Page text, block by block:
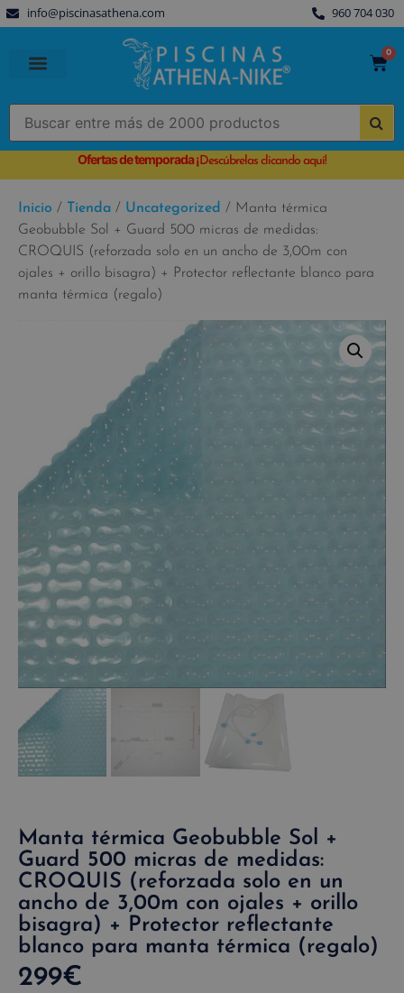
info@piscinasathena.com 960 704 030
0
Ofertas de temporada¡Descúbrelas clicando aquí!
Inicio / Tienda / Uncategorized / Manta térmica
Geobubble Sol + Guard 500 micras de medidas:
CROQUIS (reforzada solo en un ancho de 3,00m con
ojales + orillo bisagra) + Protector reflectante blanco para
manta térmica (regalo)
Manta térmica Geobubble Sol +
Guard 500 micras de medidas:
CROQUIS (reforzada solo en un
ancho de 3,00m con ojales + orillo
bisagra) + Protector reflectante
blanco para manta térmica (regalo)
299€